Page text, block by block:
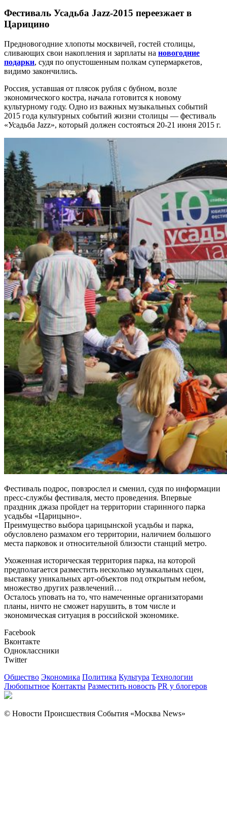
Фестиваль Усадьба Jazz-2015 переезжает в
Царицино
Предновогодние хлопоты москвичей, гостей столицы,
сливающих свои накопления и зарплаты на новогодние
подарки, судя по опустошенным полкам супермаркетов,
видимо закончились.
Россия, уставшая от плясок рубля с бубном, возле
экономического костра, начала готовится к новому
культурному году. Одно из важных музыкальных событий
2015 года культурных событий жизни столицы — фестиваль
«Усадьба Jazz», который должен состояться 20-21 июня 2015 г.
Фестиваль подрос, повзрослел и сменил, судя по информации
пресс-службы фестиваля, место проведения. Впервые
праздник джаза пройдет на территории старинного парка
усадьбы «Царицыно».
Преимущество выбора царицынской усадьбы и парка,
обусловлено размахом его территории, наличием большого
места парковок и относительной близости станций метро.
Ухоженная историческая территория парка, на которой
предполагается разместить несколько музыкальных сцен,
выставку уникальных арт-объектов под открытым небом,
множество других развлечений…
Осталось уповать на то, что намеченные организаторами
планы, ничто не сможет нарушить, в том числе и
экономическая ситуация в российской экономике.
Facebook
Вконтакте
Одноклассники
Twitter
Общество Экономика Политика Культура Технологии
Любопытное Контакты Разместить новость PR у блогеров
© Новости Происшествия События «Москва News»